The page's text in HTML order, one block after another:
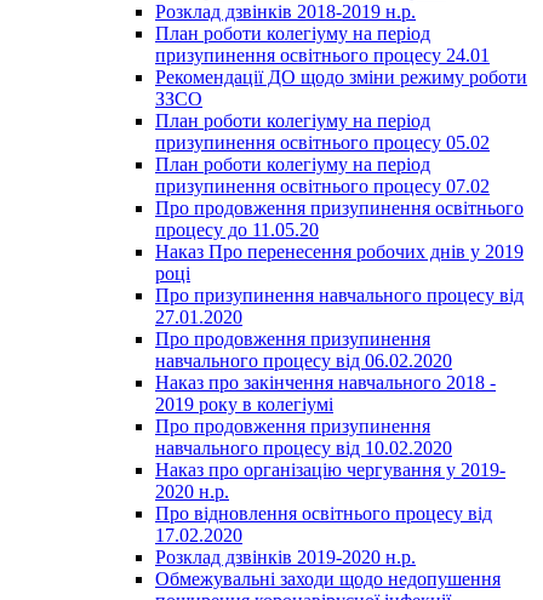
Розклад дзвінків 2018-2019 н.р.
План роботи колегіуму на період
призупинення освітнього процесу 24.01
Рекомендації ДО щодо зміни режиму роботи
ЗЗСО
План роботи колегіуму на період
призупинення освітнього процесу 05.02
План роботи колегіуму на період
призупинення освітнього процесу 07.02
Про продовження призупинення освітнього
процесу до 11.05.20
Наказ Про перенесення робочих днів у 2019
році
Про призупинення навчального процесу від
27.01.2020
Про продовження призупинення
навчального процесу від 06.02.2020
Наказ про закінчення навчального 2018 -
2019 року в колегіумі
Про продовження призупинення
навчального процесу від 10.02.2020
Наказ про організацію чергування у 2019-
2020 н.р.
Про відновлення освітнього процесу від
17.02.2020
Розклад дзвінків 2019-2020 н.р.
Обмежувальні заходи щодо недопушення